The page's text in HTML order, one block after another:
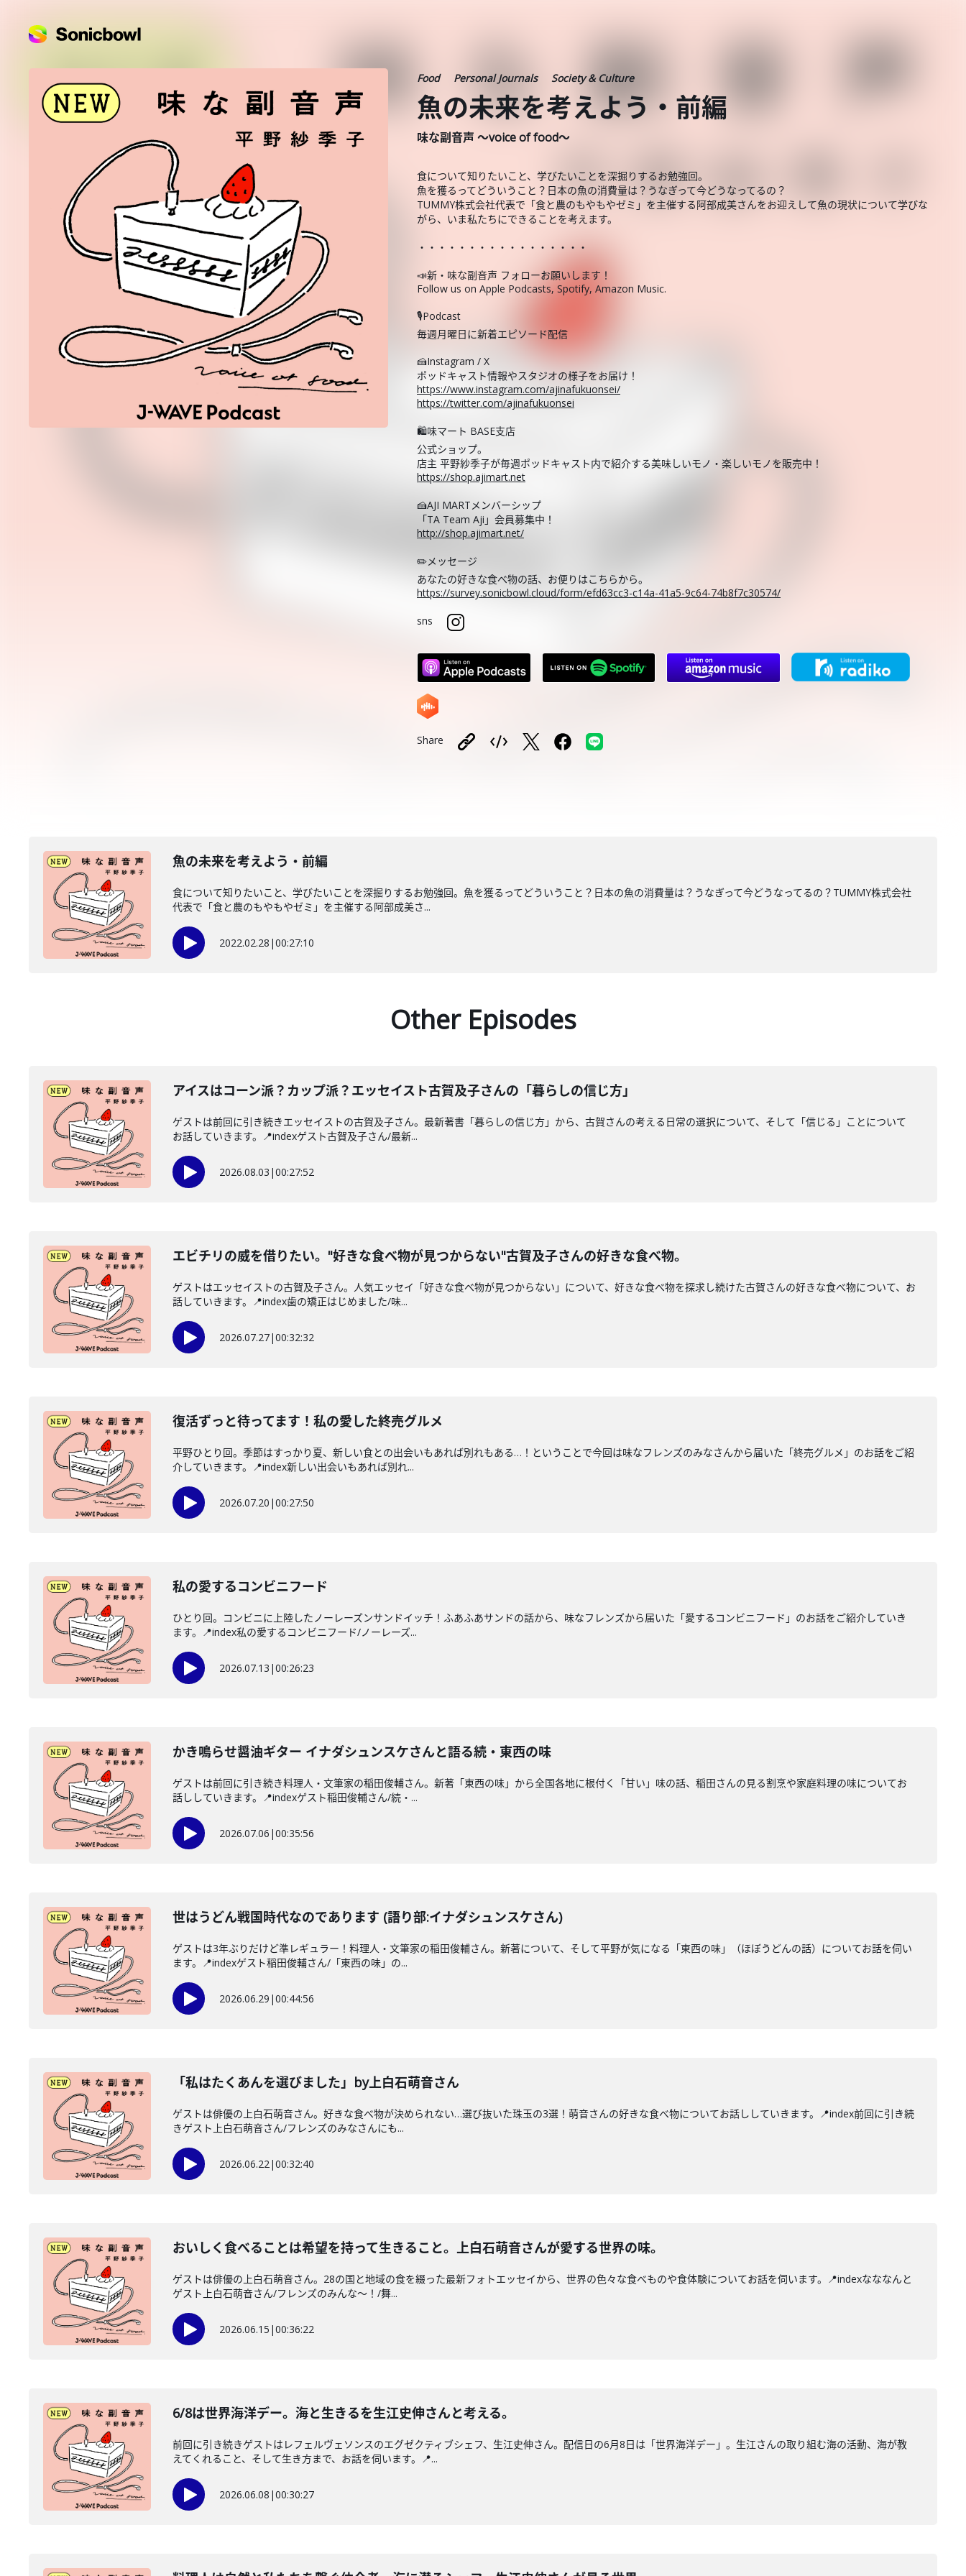
Food Personal Journals Society & Culture
魚の未来を考えよう・前編
味な副音声 ～voice of food～
食について知りたいこと、学びたいことを深掘りするお勉強回。
魚を獲るってどういうこと？日本の魚の消費量は？うなぎって今どうなってるの？
TUMMY株式会社代表で「食と農のもやもやゼミ」を主催する阿部成美さんをお迎えして魚の現状について学びな
がら、いま私たちにできることを考えます。
・・・・・・・・・・・・・・・・・
📣新・味な副音声 フォローお願いします！
Follow us on Apple Podcasts, Spotify, Amazon Music.
🎙️Podcast
毎週月曜日に新着エピソード配信
🍰Instagram / X
ポッドキャスト情報やスタジオの様子をお届け！
https://www.instagram.com/ajinafukuonsei/
https://twitter.com/ajinafukuonsei
🛍️味マート BASE支店
公式ショップ。
店主 平野紗季子が毎週ポッドキャスト内で紹介する美味しいモノ・楽しいモノを販売中！
https://shop.ajimart.net
🍰AJI MARTメンバーシップ
「TA Team Aji」会員募集中！
http://shop.ajimart.net/
✏️メッセージ
あなたの好きな食べ物の話、お便りはこちらから。
https://survey.sonicbowl.cloud/form/efd63cc3-c14a-41a5-9c64-74b8f7c30574/
sns
Share
魚の未来を考えよう・前編
食について知りたいこと、学びたいことを深掘りするお勉強回。魚を獲るってどういうこと？日本の魚の消費量は？うなぎって今どうなってるの？TUMMY株式会社
代表で「食と農のもやもやゼミ」を主催する阿部成美さ...
2022.02.28 |00:27:10
Other Episodes
アイスはコーン派？カップ派？エッセイスト古賀及子さんの「暮らしの信じ方」
ゲストは前回に引き続きエッセイストの古賀及子さん。最新著書「暮らしの信じ方」から、古賀さんの考える日常の選択について、そして「信じる」ことについて
お話していきます。📍indexゲスト古賀及子さん/最新...
2026.08.03 |00:27:52
エビチリの威を借りたい。"好きな食べ物が見つからない"古賀及子さんの好きな食べ物。
ゲストはエッセイストの古賀及子さん。人気エッセイ「好きな食べ物が見つからない」について、好きな食べ物を探求し続けた古賀さんの好きな食べ物について、お
話していきます。📍index歯の矯正はじめました/味...
2026.07.27|00:32:32
復活ずっと待ってます！私の愛した終売グルメ
平野ひとり回。季節はすっかり夏、新しい食との出会いもあれば別れもある…！ということで今回は味なフレンズのみなさんから届いた「終売グルメ」のお話をご紹
介していきます。📍index新しい出会いもあれば別れ...
2026.07.20 |00:27:50
私の愛するコンビニフード
ひとり回。コンビニに上陸したノーレーズンサンドイッチ！ふあふあサンドの話から、味なフレンズから届いた「愛するコンビニフード」のお話をご紹介していき
ます。📍index私の愛するコンビニフード/ノーレーズ...
2026.07.13 |00:26:23
かき鳴らせ醤油ギター イナダシュンスケさんと語る続・東西の味
ゲストは前回に引き続き料理人・文筆家の稲田俊輔さん。新著「東西の味」から全国各地に根付く「甘い」味の話、稲田さんの見る割烹や家庭料理の味についてお
話ししていきます。📍indexゲスト稲田俊輔さん/続・...
2026.07.06 |00:35:56
世はうどん戦国時代なのであります (語り部:イナダシュンスケさん)
ゲストは3年ぶりだけど準レギュラー！料理人・文筆家の稲田俊輔さん。新著について、そして平野が気になる「東西の味」（ほぼうどんの話）についてお話を伺い
ます。📍indexゲスト稲田俊輔さん/「東西の味」の...
2026.06.29 |00:44:56
「私はたくあんを選びました」by上白石萌音さん
ゲストは俳優の上白石萌音さん。好きな食べ物が決められない…選び抜いた珠玉の3選！萌音さんの好きな食べ物についてお話ししていきます。📍index前回に引き続
きゲスト上白石萌音さん/フレンズのみなさんにも...
2026.06.22|00:32:40
おいしく食べることは希望を持って生きること。上白石萌音さんが愛する世界の味。
ゲストは俳優の上白石萌音さん。28の国と地域の食を綴った最新フォトエッセイから、世界の色々な食べものや食体験についてお話を伺います。📍indexなななんと
ゲスト上白石萌音さん/フレンズのみんな〜！/舞...
2026.06.15 |00:36:22
6/8は世界海洋デー。海と生きるを生江史伸さんと考える。
前回に引き続きゲストはレフェルヴェソンスのエグゼクティブシェフ、生江史伸さん。配信日の6月8日は「世界海洋デー」。生江さんの取り組む海の活動、海が教
えてくれること、そして生き方まで、お話を伺います。📍...
2026.06.08 |00:30:27